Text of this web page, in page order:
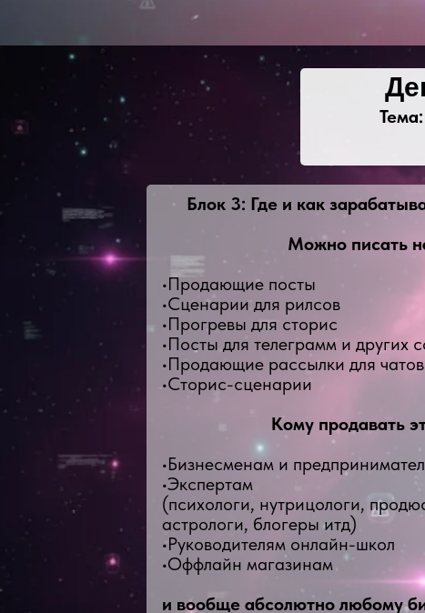
Блок 3: Где и как
Можно писать
•Продающие посты
•Сценарии для рилсов
•Прогревы для сторис
•Посты для телеграмм и других
•Продающие рассылки для чатов
•Сторис-сценарии
Кому продавать
•Бизнесменам и
•Экспертам
(психологи, нутрицологи,
астрологи, блогеры итд)
•Руководителям онлайн-школ
•Оффлайн магазинам
и вообще абсолютно любому